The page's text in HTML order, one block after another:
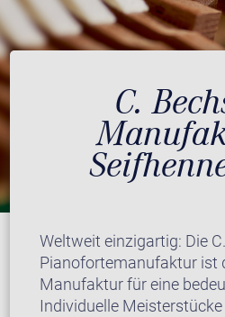
C.
Weltweit einzigartig: Die
Pianofortemanufaktur ist
Manufaktur für eine
Individuelle